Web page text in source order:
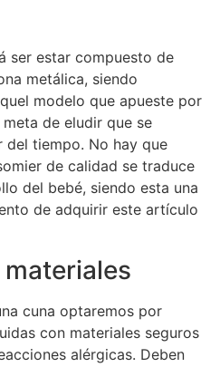
ser estar compuesto de
metálica, siendo
modelo que apueste por
de eludir que se
tiempo. No hay que
de calidad se traduce
del bebé, siendo esta una
de adquirir este artículo
cuna optaremos por
con materiales seguros
alérgicas. Deben